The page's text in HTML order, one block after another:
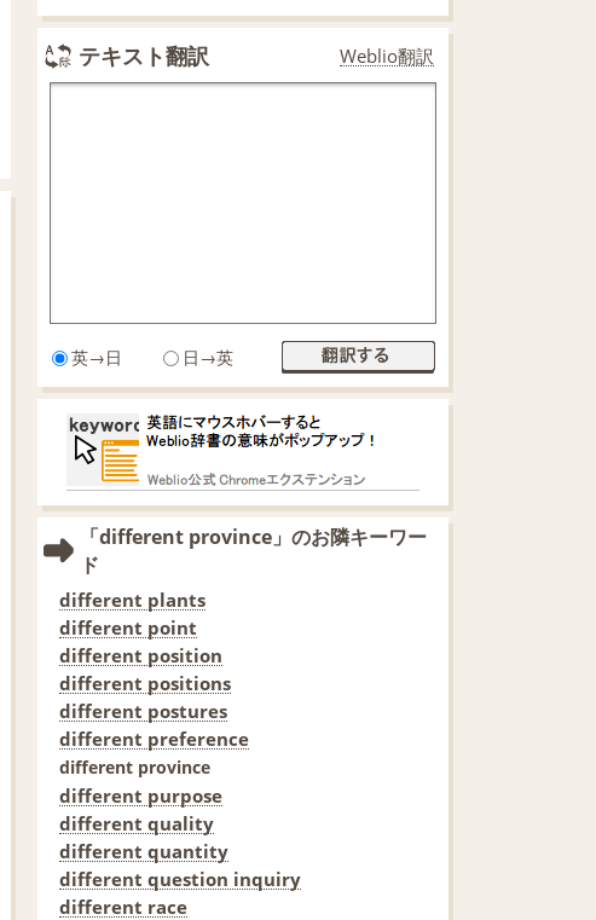
テキスト翻訳 Weblio翻訳
英→日 日→英
「different province」のお隣キーワー
ド
different plants
different point
different position
different positions
different postures
different preference
different province
different purpose
different quality
different quantity
different question inquiry
different race